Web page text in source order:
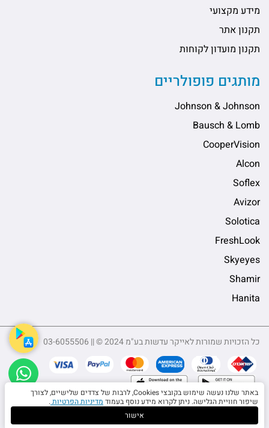
מידע מקצועי
תקנון אתר
תקנון מועדון לקוחות
מותגים פופולריים
Johnson & Johnson
Bausch & Lomb
CooperVision
Alcon
Soflex
Avizor
Solotica
FreshLook
Skyeyes
Shamir
Hanita
כל הזכויות שמורות לאייקר עדשות בע"מ 2024 © || 03-6055506
באתר שלנו נעשה שימוש בקובצי Cookies, לרבות של צדדים שלישיים, לצורך
שיפור חוויית הגלישה. ניתן לקרוא מידע נוסף בעמוד מדיניות הפרטיות .
אישור